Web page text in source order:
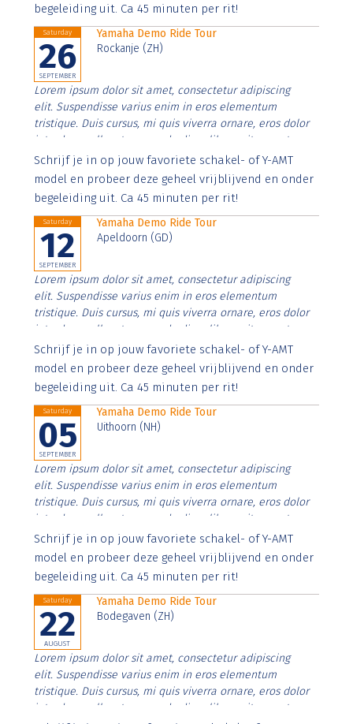
begeleiding uit. Ca 45 minuten per rit!
Saturday
26
SEPTEMBER
Yamaha Demo Ride Tour
Rockanje (ZH)
Lorem ipsum dolor sit amet, consectetur adipiscing
elit. Suspendisse varius enim in eros elementum
tristique. Duis cursus, mi quis viverra ornare, eros dolor
interdum nulla, ut commodo diam libero vitae erat.
Aenean faucibus nibh et justo cursus id rutrum lorem
imperdiet. Nunc ut sem vitae risus tristique posuere.
Schrijf je in op jouw favoriete schakel- of Y-AMT
model en probeer deze geheel vrijblijvend en onder
begeleiding uit. Ca 45 minuten per rit!
Saturday
12
SEPTEMBER
Yamaha Demo Ride Tour
Apeldoorn (GD)
Lorem ipsum dolor sit amet, consectetur adipiscing
elit. Suspendisse varius enim in eros elementum
tristique. Duis cursus, mi quis viverra ornare, eros dolor
interdum nulla, ut commodo diam libero vitae erat.
Aenean faucibus nibh et justo cursus id rutrum lorem
imperdiet. Nunc ut sem vitae risus tristique posuere.
Schrijf je in op jouw favoriete schakel- of Y-AMT
model en probeer deze geheel vrijblijvend en onder
begeleiding uit. Ca 45 minuten per rit!
Saturday
05
SEPTEMBER
Yamaha Demo Ride Tour
Uithoorn (NH)
Lorem ipsum dolor sit amet, consectetur adipiscing
elit. Suspendisse varius enim in eros elementum
tristique. Duis cursus, mi quis viverra ornare, eros dolor
interdum nulla, ut commodo diam libero vitae erat.
Aenean faucibus nibh et justo cursus id rutrum lorem
imperdiet. Nunc ut sem vitae risus tristique posuere.
Schrijf je in op jouw favoriete schakel- of Y-AMT
model en probeer deze geheel vrijblijvend en onder
begeleiding uit. Ca 45 minuten per rit!
Saturday
22
AUGUST
Yamaha Demo Ride Tour
Bodegaven (ZH)
Lorem ipsum dolor sit amet, consectetur adipiscing
elit. Suspendisse varius enim in eros elementum
tristique. Duis cursus, mi quis viverra ornare, eros dolor
interdum nulla, ut commodo diam libero vitae erat.